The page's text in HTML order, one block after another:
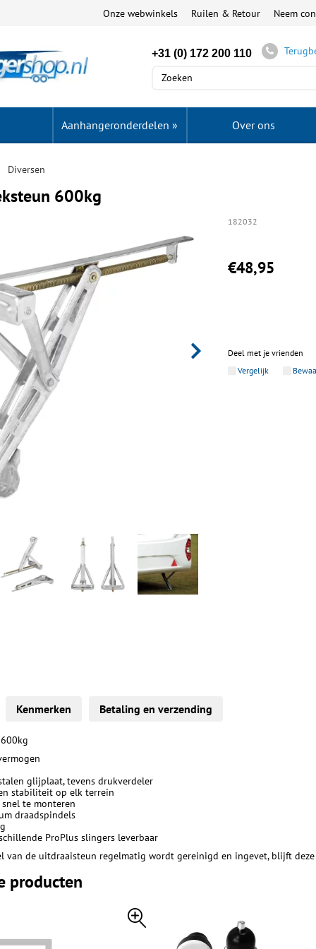
Onze webwinkels Ruilen & Retour Neem
+31 (0) 172 200 110
Aanhangeronderdelen » Over ons
Diversen
600kg
182032
€48,95
Deel met je vrienden
Vergelijk
Kenmerken Betaling en verzending
glijplaat, tevens drukverdeler
stabiliteit op elk terrein
te monteren
draadspindels
ProPlus slingers leverbaar
van de uitdraaisteun regelmatig wordt gereinigd en ingevet, blijft deze
producten